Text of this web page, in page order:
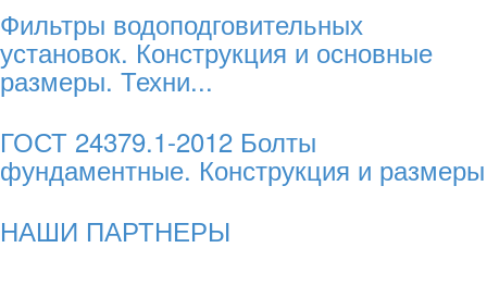
Фильтры водоподговительных
установок. Конструкция и основные
размеры. Техни...
ГОСТ 24379.1-2012 Болты
фундаментные. Конструкция и размеры
НАШИ ПАРТНЕРЫ